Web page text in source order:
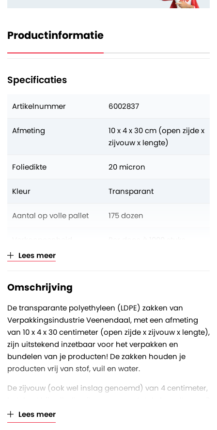
Productinformatie
Specificaties
Artikelnummer 6002837
Afmeting
10 x 4 x 30 cm (open zijde x
zijvouw x lengte)
Foliedikte 20 micron
Kleur Transparant
Aantal op volle pallet 175 dozen
Lees meer
Omschrijving
De transparante polyethyleen (LDPE) zakken van
Verpakkingsindustrie Veenendaal, met een afmeting
van 10 x 4 x 30 centimeter (open zijde x zijvouw x lengte),
zijn uitstekend inzetbaar voor het verpakken en
bundelen van je producten! De zakken houden je
producten vrij van stof, vuil en water.
De zijvouw (ook wel inslag genoemd) van 4 centimeter,
centimeter. De LDPE zakken hebben een dikte van 20
micron. Eén micron is één duizendste van een
Lees meer